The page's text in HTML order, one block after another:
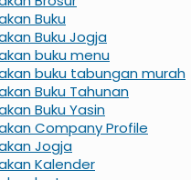
Buku
Buku Jogja
buku menu
buku tabungan murah
Buku Tahunan
Buku Yasin
Company Profile
Jogja
Kalender